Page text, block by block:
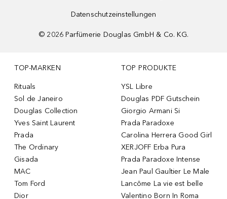
Datenschutzeinstellungen
© 2026 Parfümerie Douglas GmbH & Co. KG.
TOP-MARKEN
Rituals
Sol de Janeiro
Douglas Collection
Yves Saint Laurent
Prada
The Ordinary
Gisada
MAC
Tom Ford
Dior
TOP PRODUKTE
YSL Libre
Douglas PDF Gutschein
Giorgio Armani Si
Prada Paradoxe
Carolina Herrera Good Girl
XERJOFF Erba Pura
Prada Paradoxe Intense
Jean Paul Gaultier Le Male
Lancôme La vie est belle
Valentino Born In Roma